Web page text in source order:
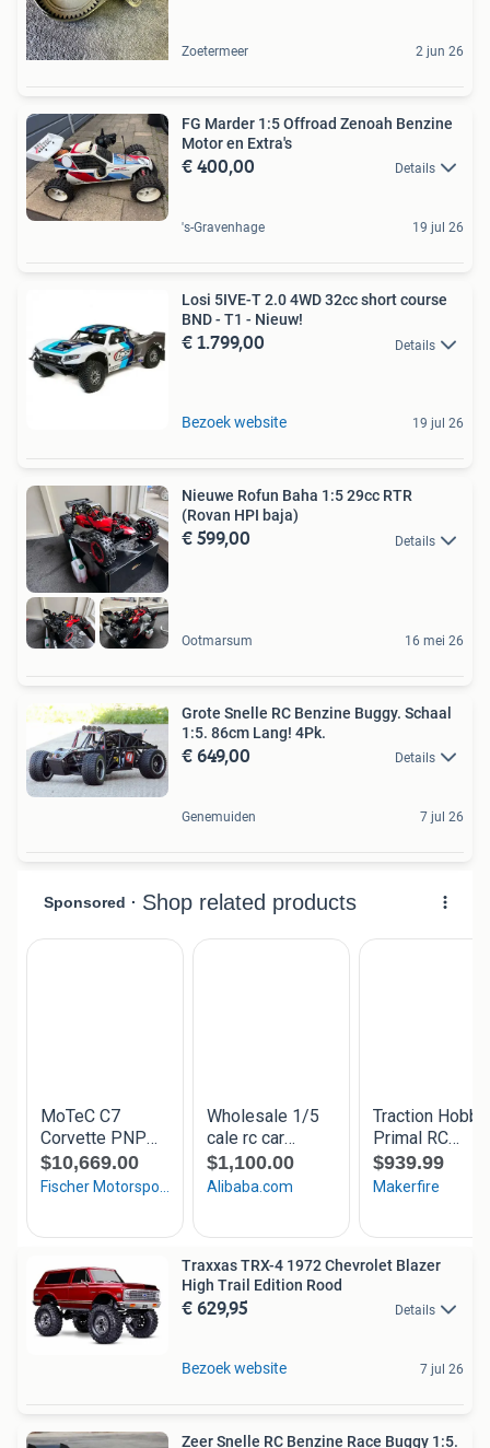
Zoetermeer 2 jun 26
FG Marder 1:5 Offroad Zenoah Benzine
Motor en Extra's
€ 400,00 Details
's-Gravenhage 19 jul 26
Losi 5IVE-T 2.0 4WD 32cc short course
BND - T1 - Nieuw!
€ 1.799,00 Details
Bezoek website 19 jul 26
Nieuwe Rofun Baha 1:5 29cc RTR
(Rovan HPI baja)
€ 599,00 Details
Ootmarsum 16 mei 26
Grote Snelle RC Benzine Buggy. Schaal
1:5. 86cm Lang! 4Pk.
€ 649,00 Details
Genemuiden 7 jul 26
Traxxas TRX-4 1972 Chevrolet Blazer
High Trail Edition Rood
€ 629,95 Details
Bezoek website 7 jul 26
Zeer Snelle RC Benzine Race Buggy 1:5.